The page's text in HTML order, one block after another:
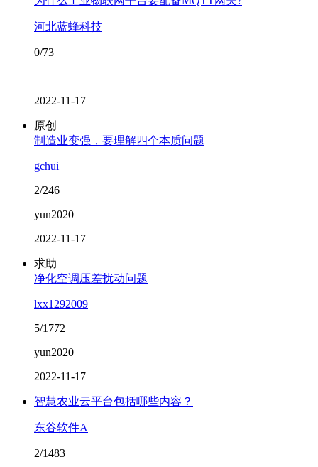
河北蓝蜂科技
0/73
2022-11-17
原创
制造业变强，要理解四个本质问题
gchui
2/246
yun2020
2022-11-17
求助
净化空调压差扰动问题
lxx1292009
5/1772
yun2020
2022-11-17
智慧农业云平台包括哪些内容？
东谷软件A
2/1483